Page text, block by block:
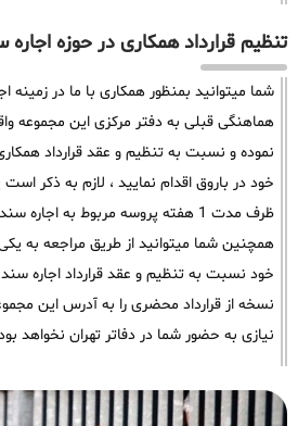
تنظیم قرارداد همکاری در حوزه
شما میتوانید بمنظور همکاری با ما در زمینه
هماهنگی قبلی به دفتر مرکزی این مجموعه
نموده و نسبت به تنظیم و عقد قرارداد
خود در باروق اقدام نمایید ، لازم به ذکر
ظرف مدت 1 هفته پروسه مربوط به
همچنین شما میتوانید از طریق مراجعه به
خود نسبت به تنظیم و عقد قرارداد اجاره
نسخه از قرارداد محضری را به آدرس این
نیازی به حضور شما در دفاتر تهران نخواهد